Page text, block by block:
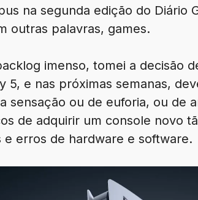
na segunda edição do Diário
outras palavras, games.
imenso, tomei a decisão
5, e nas próximas semanas,
sensação ou de euforia, ou de
de adquirir um console novo
erros de hardware e software.